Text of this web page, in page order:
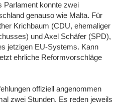
Parlament konnte zwei
genauso wie Malta. Für
Krichbaum (CDU, ehemaliger
und Axel Schäfer (SPD),
jetzigen EU-Systems. Kann
ehrliche Reformvorschläge
offiziell angenommen
zwei Stunden. Es reden jeweils